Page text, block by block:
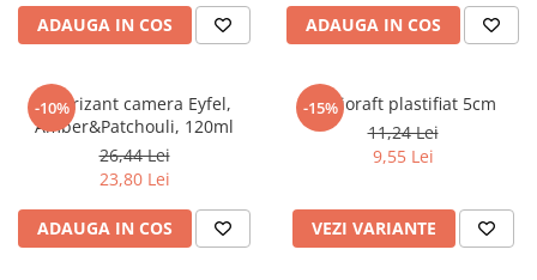
Carti erotice
Adult
Crime, Thriller, Mistery
Literatura Romana
Poezie
ADAUGA IN COS ADAUGA IN COS
-10%
Odorizant camera Eyfel,
Amber&Patchouli, 120ml
26,44 Lei
23,80 Lei
ADAUGA IN COS
-15%
Biblioraft plastifiat 5cm
11,24 Lei
9,55 Lei
VEZI VARIANTE